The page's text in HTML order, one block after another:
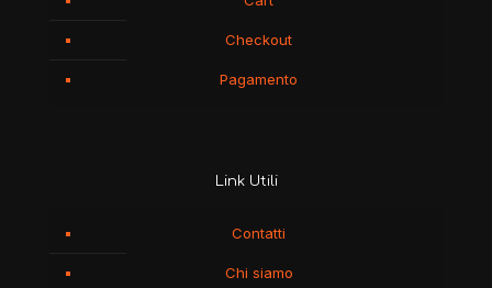
Checkout
Pagamento
Link Utili
Contatti
Chi siamo